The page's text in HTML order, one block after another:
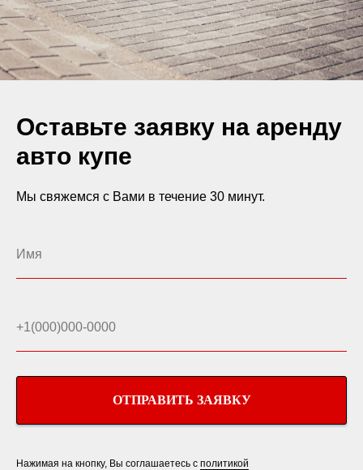
Оставьте заявку на аренду
авто купе
Мы свяжемся с Вами в течение 30 минут.
ОТПРАВИТЬ ЗАЯВКУ
Нажимая на кнопку, Вы соглашаетесь с политикой